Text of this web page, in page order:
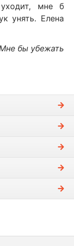
мне б
унять. Елена
бы убежать